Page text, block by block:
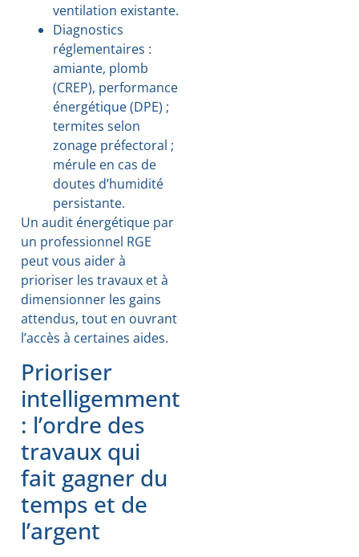
ventilation existante.
Diagnostics
réglementaires :
amiante, plomb
(CREP), performance
énergétique (DPE) ;
termites selon
zonage préfectoral ;
mérule en cas de
doutes d’humidité
persistante.
Un audit énergétique par
un professionnel RGE
peut vous aider à
prioriser les travaux et à
dimensionner les gains
attendus, tout en ouvrant
l’accès à certaines aides.
Prioriser
intelligemment
: l’ordre des
travaux qui
fait gagner du
temps et de
l’argent